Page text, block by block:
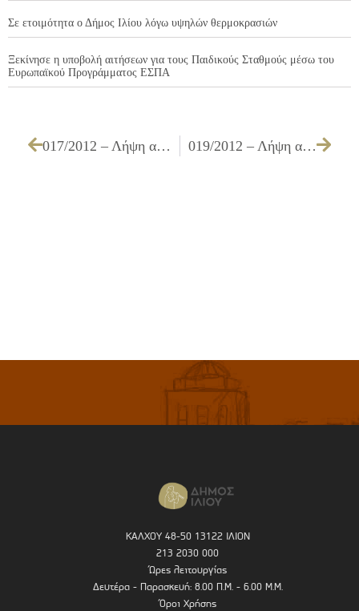
Σε ετοιμότητα ο Δήμος Ιλίου λόγω υψηλών θερμοκρασιών
Ξεκίνησε η υποβολή αιτήσεων για τους Παιδικούς Σταθμούς μέσω του
Ευρωπαϊκού Προγράμματος ΕΣΠΑ
017/2012 – Λήψη απόφασης για προέγκριση ίδρυσης καταστημάτων υγειονομικού ενδιαφέροντος 019/2012 – Λήψη απόφασης για χορήγηση – ανανέωση άδειας λειτουργίας μουσικής καταστημάτων υγειονομικού ενδιαφέροντος
ΚΑΛΧΟΥ 48-50 13122 ΙΛΙΟΝ
213 2030 000
Ώρες λειτουργίας
Δευτέρα - Παρασκευή: 8.00 Π.Μ. - 6.00 Μ.Μ.
Όροι Χρήσης